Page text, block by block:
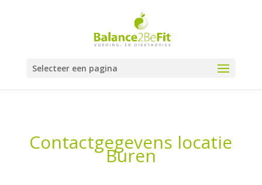
Selecteer een pagina
Contactgegevens locatie
Buren